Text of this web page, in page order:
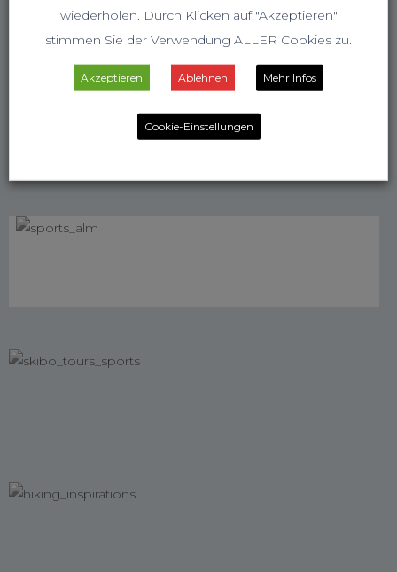
wiederholen. Durch Klicken auf "Akzeptieren"
stimmen Sie der Verwendung ALLER Cookies zu.
Akzeptieren Ablehnen Mehr Infos
Cookie-Einstellungen